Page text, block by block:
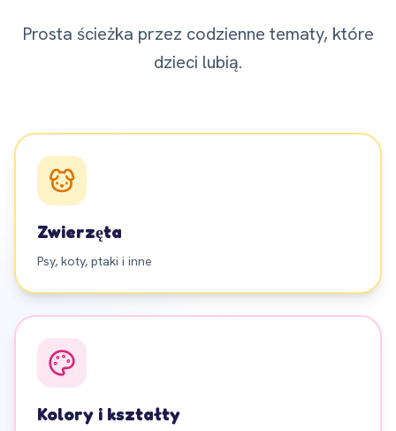
Prosta ścieżka przez codzienne tematy, które
dzieci lubią.
Zwierzęta
Psy, koty, ptaki i inne
Kolory i kształty